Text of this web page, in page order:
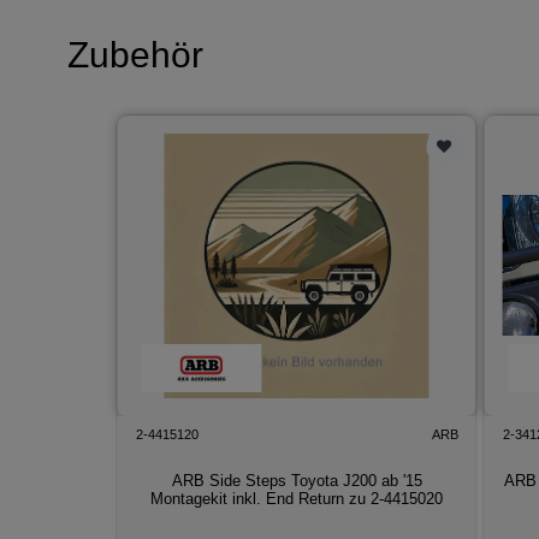
Zubehör
2-4415120 ARB
ARB Side Steps Toyota J200 ab '15
Montagekit inkl. End Return zu 2-4415020
2-